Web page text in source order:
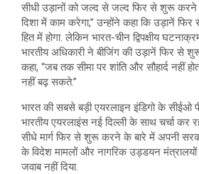
सीधी उड़ानों को जल्द से जल्द फिर से शुरू
दिशा में काम करेगा,” उन्होंने कहा कि उड़ानें
हित में होगा. लेकिन भारत-चीन द्विपक्षीय
भारतीय अधिकारी ने बीजिंग की उड़ानें फिर से
कहा, “जब तक सीमा पर शांति और सौहार्द नहीं
नहीं बढ़ सकते.”
भारत की सबसे बड़ी एयरलाइन इंडिगो के सीईओ
भारतीय एयरलाइंस नई दिल्ली के साथ चर्चा कर
सीधे मार्ग फिर से शुरू करने के बारे में अपनी
के विदेश मामलों और नागरिक उड्डयन मंत्रालयों
जवाब नहीं दिया.